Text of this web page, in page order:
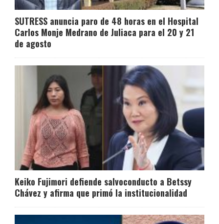
SUTRESS anuncia paro de 48 horas en el Hospital
Carlos Monje Medrano de Juliaca para el 20 y 21
de agosto
Keiko Fujimori defiende salvoconducto a Betssy
Chávez y afirma que primó la institucionalidad